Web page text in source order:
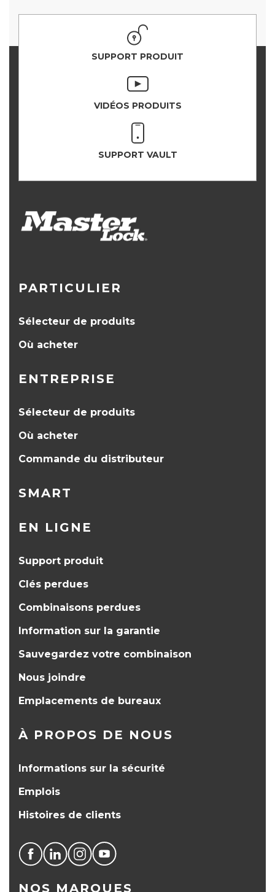
SUPPORT PRODUIT
VIDÉOS PRODUITS
SUPPORT VAULT
PARTICULIER
Sélecteur de produits
Où acheter
ENTREPRISE
Sélecteur de produits
Où acheter
Commande du distributeur
SMART
EN LIGNE
Support produit
Clés perdues
Combinaisons perdues
Information sur la garantie
Sauvegardez votre combinaison
Nous joindre
Emplacements de bureaux
À PROPOS DE NOUS
Informations sur la sécurité
Emplois
Histoires de clients
NOS MARQUES